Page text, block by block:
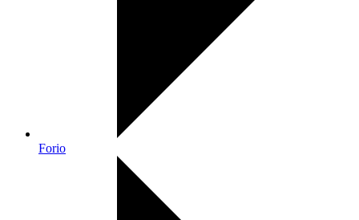
Forio